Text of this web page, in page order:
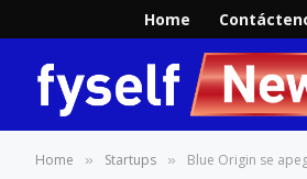
Home
Home » Startups » Blue Origin se